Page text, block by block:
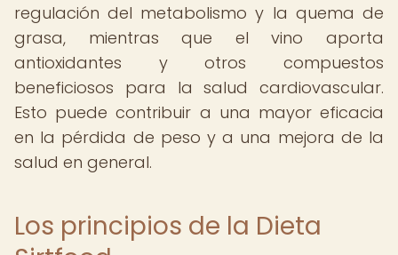
regulación del metabolismo y la quema de
grasa, mientras que el vino aporta
antioxidantes y otros compuestos
beneficiosos para la salud cardiovascular.
Esto puede contribuir a una mayor eficacia
en la pérdida de peso y a una mejora de la
salud en general.
Los principios de la Dieta